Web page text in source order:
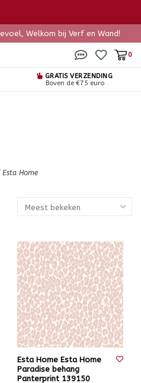
Welkom bij Verf en Wand!
0
GRATIS VERZENDING
Boven de €75 euro
Esta Home
Esta Home Esta Home
Paradise behang
Panterprint 139150